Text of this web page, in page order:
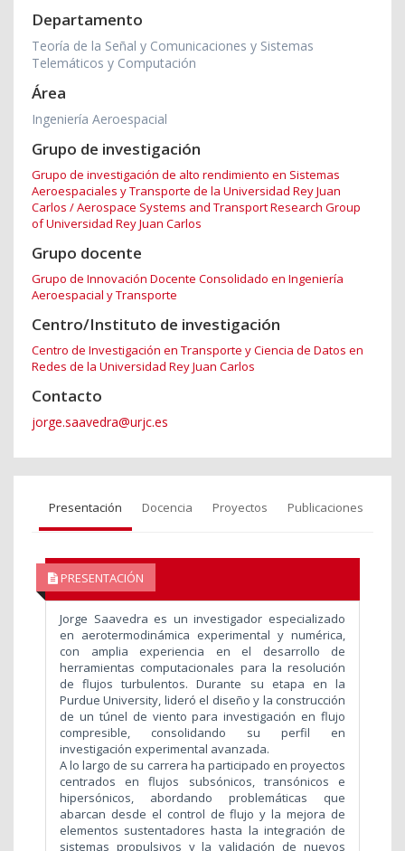
Departamento
Teoría de la Señal y Comunicaciones y Sistemas
Telemáticos y Computación
Área
Ingeniería Aeroespacial
Grupo de investigación
Grupo de investigación de alto rendimiento en Sistemas
Aeroespaciales y Transporte de la Universidad Rey Juan
Carlos / Aerospace Systems and Transport Research Group
of Universidad Rey Juan Carlos
Grupo docente
Grupo de Innovación Docente Consolidado en Ingeniería
Aeroespacial y Transporte
Centro/Instituto de investigación
Centro de Investigación en Transporte y Ciencia de Datos en
Redes de la Universidad Rey Juan Carlos
Contacto
jorge.saavedra@urjc.es
Presentación Docencia Proyectos Publicaciones
PRESENTACIÓN
Jorge Saavedra es un investigador especializado
en aerotermodinámica experimental y numérica,
con amplia experiencia en el desarrollo de
herramientas computacionales para la resolución
de flujos turbulentos. Durante su etapa en la
Purdue University, lideró el diseño y la construcción
de un túnel de viento para investigación en flujo
compresible, consolidando su perfil en
investigación experimental avanzada.
A lo largo de su carrera ha participado en proyectos
centrados en flujos subsónicos, transónicos e
hipersónicos, abordando problemáticas que
abarcan desde el control de flujo y la mejora de
elementos sustentadores hasta la integración de
sistemas propulsivos y la validación de nuevos